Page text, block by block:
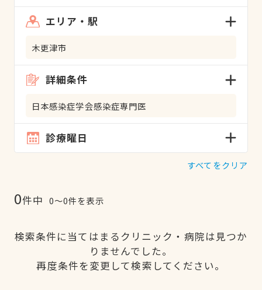
エリア・駅
木更津市
詳細条件
日本感染症学会感染症専門医
診療曜日
すべてをクリア
0件中 0〜0件を表示
検索条件に当てはまるクリニック・病院は見つか
りませんでした。
再度条件を変更して検索してください。